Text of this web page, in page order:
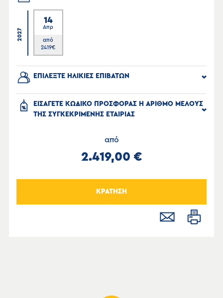
2027
14
Απρ
από
2419€
ΕΠΙΛΕΞΤΕ ΗΛΙΚΙΕΣ ΕΠΙΒΑΤΩΝ
ΕΙΣΑΓΕΤΕ ΚΩΔΙΚΟ ΠΡΟΣΦΟΡΑΣ Η ΑΡΙΘΜΟ ΜΕΛΟΥΣ
ΤΗΣ ΣΥΓΚΕΚΡΙΜΕΝΗΣ ΕΤΑΙΡΙΑΣ
από
2.419,00 €
ΚΡΑΤΗΣΗ